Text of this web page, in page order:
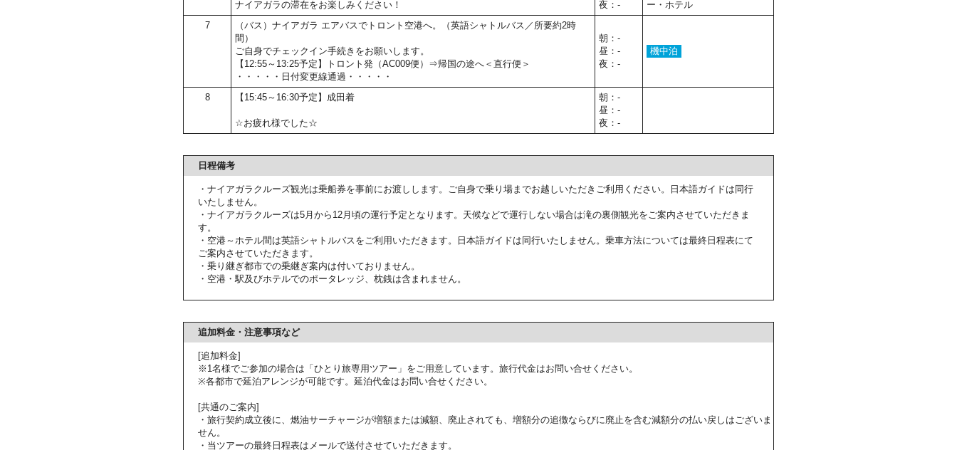
ナイアガラの滞在をお楽しみください！
夜：-
ー・ホテル
7
（バス）ナイアガラ エアバスでトロント空港へ。（英語シャトルバス／所要約2時
間）
ご自身でチェックイン手続きをお願いします。
【12:55～13:25予定】トロント発（AC009便）⇒帰国の途へ＜直行便＞
・・・・・日付変更線通過・・・・・
朝：-
昼：-
夜：-
機中泊
8 【15:45～16:30予定】成田着
☆お疲れ様でした☆
朝：-
昼：-
夜：-
日程備考
・ナイアガラクルーズ観光は乗船券を事前にお渡しします。ご自身で乗り場までお越しいただきご利用ください。日本語ガイドは同行
いたしません。
・ナイアガラクルーズは5月から12月頃の運行予定となります。天候などで運行しない場合は滝の裏側観光をご案内させていただきま
す。
・空港～ホテル間は英語シャトルバスをご利用いただきます。日本語ガイドは同行いたしません。乗車方法については最終日程表にて
ご案内させていただきます。
・乗り継ぎ都市での乗継ぎ案内は付いておりません。
・空港・駅及びホテルでのポータレッジ、枕銭は含まれません。
追加料金・注意事項など
[追加料金]
※1名様でご参加の場合は「ひとり旅専用ツアー」をご用意しています。旅行代金はお問い合せください。
※各都市で延泊アレンジが可能です。延泊代金はお問い合せください。
[共通のご案内]
・旅行契約成立後に、燃油サーチャージが増額または減額、廃止されても、増額分の追徴ならびに廃止を含む減額分の払い戻しはございま
せん。
・当ツアーの最終日程表はメールで送付させていただきます。